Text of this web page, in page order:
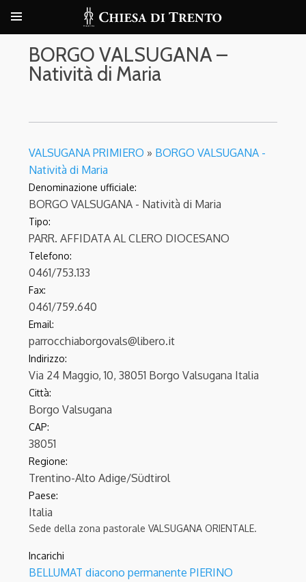
BORGO VALSUGANA –
Natività di Maria
VALSUGANA PRIMIERO » BORGO VALSUGANA -
Natività di Maria
Denominazione ufficiale:
BORGO VALSUGANA - Natività di Maria
Tipo:
PARR. AFFIDATA AL CLERO DIOCESANO
Telefono:
0461/753.133
Fax:
0461/759.640
Email:
parrocchiaborgovals@libero.it
Indirizzo:
Via 24 Maggio, 10, 38051 Borgo Valsugana Italia
Città:
Borgo Valsugana
CAP:
38051
Regione:
Trentino-Alto Adige/Südtirol
Paese:
Italia
Sede della zona pastorale VALSUGANA ORIENTALE.
Incarichi
BELLUMAT diacono permanente PIERINO